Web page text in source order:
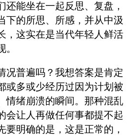
还能坐在一起反思、复盘，
下的所思、所感，并从中汲
，这实在是当代年轻人鲜活
况普遍吗？我想答案是肯定
或多或少经历过因为计划被
情绪崩溃的瞬间。那种混乱
会让人再做任何事都提不起
要明确的是，这是正常的，